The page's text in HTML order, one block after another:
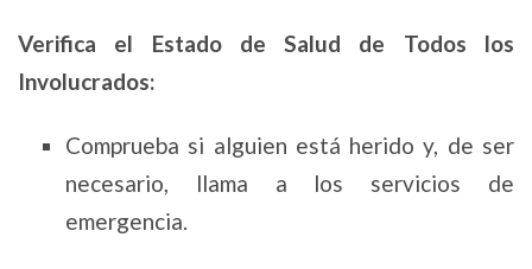
Verifica el Estado de Salud de Todos los
Involucrados:
Comprueba si alguien está herido y, de ser
necesario, llama a los servicios de
emergencia.